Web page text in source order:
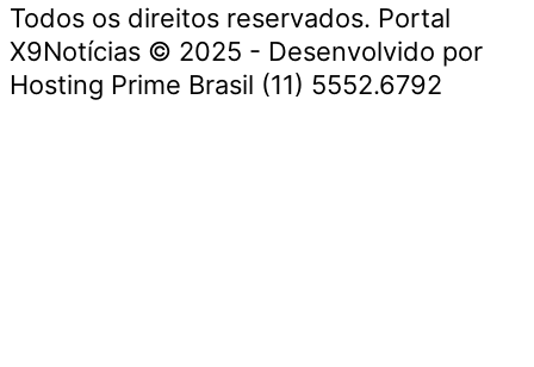
Todos os direitos reservados. Portal
X9Notícias © 2025 - Desenvolvido por
Hosting Prime Brasil (11) 5552.6792